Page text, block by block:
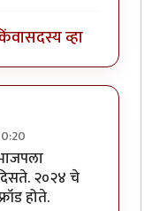
सदस्य व्हा
कुरसूंदीकर
२०२४ चे
होते.